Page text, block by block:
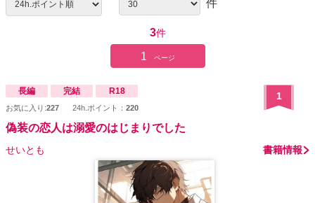
件
3件
1 ページ
長編 完結 R18
お気に入り:227 24h.ポイント： 220
1
偽装の恋人は溺愛のはじまりでした
せいとも 書籍情報